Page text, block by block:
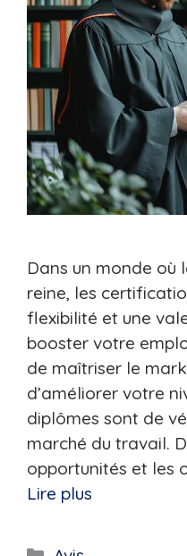
Dans un monde où
reine, les
flexibilité et une
booster votre
de maîtriser le
d’améliorer votre
diplômes sont de
marché du travail.
opportunités et les
Lire plus
Catégories